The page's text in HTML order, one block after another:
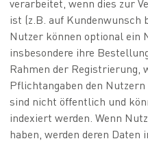
verarbeitet, wenn dies zur
ist (z.B. auf Kundenwunsch
Nutzer können optional ein
insbesondere ihre
Rahmen der Registrierung,
Pflichtangaben den
sind nicht öffentlich und
indexiert werden. Wenn
haben, werden deren Daten